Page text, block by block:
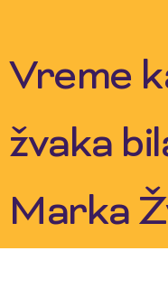
Vreme
žvaka
Marka